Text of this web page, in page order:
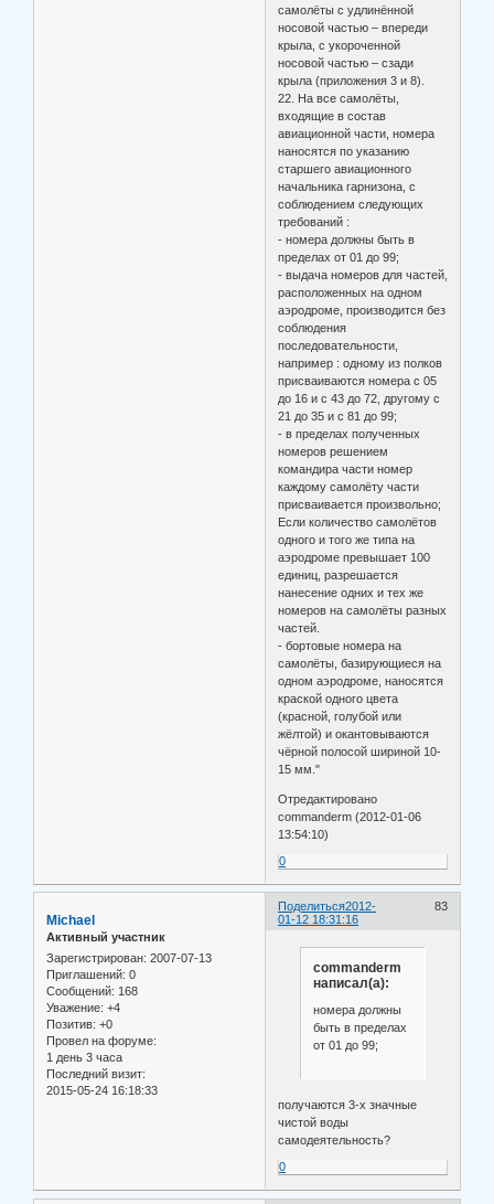
самолёты с удлинённой
носовой частью – впереди
крыла, с укороченной
носовой частью – сзади
крыла (приложения 3 и 8).
22. На все самолёты,
входящие в состав
авиационной части, номера
наносятся по указанию
старшего авиационного
начальника гарнизона, с
соблюдением следующих
требований :
- номера должны быть в
пределах от 01 до 99;
- выдача номеров для частей,
расположенных на одном
аэродроме, производится без
соблюдения
последовательности,
например : одному из полков
присваиваются номера с 05
до 16 и с 43 до 72, другому с
21 до 35 и с 81 до 99;
- в пределах полученных
номеров решением
командира части номер
каждому самолёту части
присваивается произвольно;
Если количество самолётов
одного и того же типа на
аэродроме превышает 100
единиц, разрешается
нанесение одних и тех же
номеров на самолёты разных
частей.
- бортовые номера на
самолёты, базирующиеся на
одном аэродроме, наносятся
краской одного цвета
(красной, голубой или
жёлтой) и окантовываются
чёрной полосой шириной 10-
15 мм."
Отредактировано
commanderm (2012-01-06
13:54:10)
0
Поделиться 83
2012-
01-12 18:31:16
Michael
Активный участник
Зарегистрирован: 2007-07-13
Приглашений: 0
Сообщений: 168
Уважение: +4
Позитив: +0
Провел на форуме:
1 день 3 часа
Последний визит:
2015-05-24 16:18:33
commanderm
написал(а):
номера должны
быть в пределах
от 01 до 99;
получаются 3-х значные
чистой воды
самодеятельность?
0